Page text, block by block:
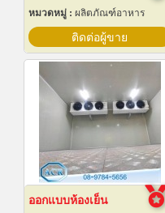
หมวดหมู่ : ผลิตภัณฑ์อาหาร
ติดต่อผู้ขาย
ออกแบบห้องเย็น